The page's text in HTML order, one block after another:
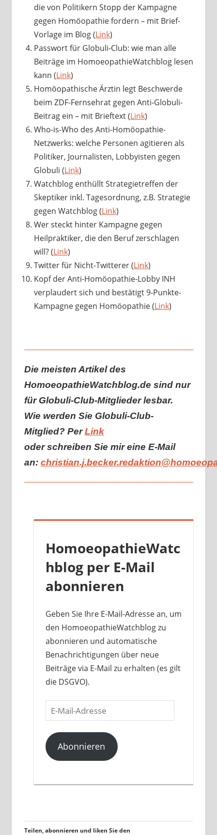
die von Politikern Stopp der Kampagne
gegen Homöopathie fordern – mit Brief-
Vorlage im Blog (Link)
Passwort für Globuli-Club: wie man alle
Beiträge im HomoeopathieWatchblog lesen
kann (Link)
Homöopathische Ärztin legt Beschwerde
beim ZDF-Fernsehrat gegen Anti-Globuli-
Beitrag ein – mit Brieftext (Link)
Who-is-Who des Anti-Homöopathie-
Netzwerks: welche Personen agitieren als
Politiker, Journalisten, Lobbyisten gegen
Globuli (Link)
Watchblog enthüllt Strategietreffen der
Skeptiker inkl. Tagesordnung, z.B. Strategie
gegen Watchblog (Link)
Wer steckt hinter Kampagne gegen
Heilpraktiker, die den Beruf zerschlagen
will? (Link)
Twitter für Nicht-Twitterer (Link)
Kopf der Anti-Homöopathie-Lobby INH
verplaudert sich und bestätigt 9-Punkte-
Kampagne gegen Homöopathie (Link)
Die meisten Artikel des
HomoeopathieWatchblog.de sind nur
für Globuli-Club-Mitglieder lesbar.
Wie werden Sie Globuli-Club-
Mitglied? PerLink
oder schreiben Sie mir eine E-Mail
an:
HomoeopathieWatc
hblog per E-Mail
abonnieren
Geben Sie Ihre E-Mail-Adresse an, um
den HomoeopathieWatchblog zu
abonnieren und automatische
Benachrichtigungen über neue
Beiträge via E-Mail zu erhalten (es gilt
die DSGVO).
E-
Mail-
Adresse
Abonnieren
Teilen, abonnieren und liken Sie den